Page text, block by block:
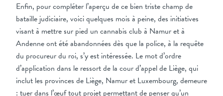
Enfin, pour compléter l’aperçu de ce bien triste champ de
bataille judiciaire, voici quelques mois à peine, des initiatives
visant à mettre sur pied un cannabis club à Namur et à
Andenne ont été abandonnées dès que la police, à la requête
du procureur du roi, s’y est intéressée. Le mot d’ordre
d’application dans le ressort de la cour d’appel de Liège, qui
inclut les provinces de Liège, Namur et Luxembourg, demeure
: tuer dans l’œuf tout projet permettant de penser qu’un